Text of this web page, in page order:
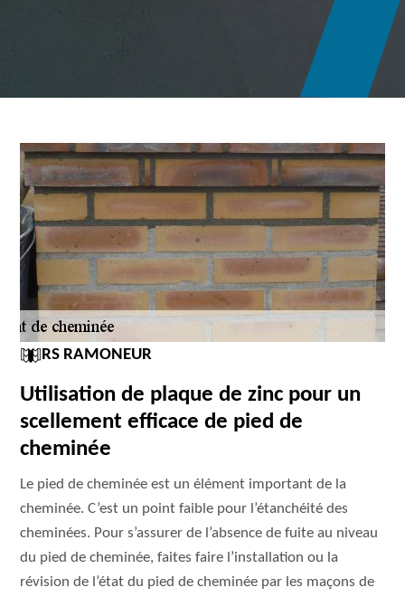
RS RAMONEUR
Utilisation de plaque de zinc pour un
scellement efficace de pied de
cheminée
Le pied de cheminée est un élément important de la
cheminée. C’est un point faible pour l’étanchéité des
cheminées. Pour s’assurer de l’absence de fuite au niveau
du pied de cheminée, faites faire l’installation ou la
révision de l’état du pied de cheminée par les maçons de